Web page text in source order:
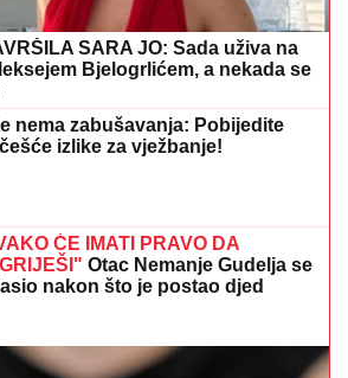
SARA JO: Sada uživa na
Bjelogrlićem, a nekada se
nema zabušavanja: Pobijedite
izlike za vježbanje!
ĆE IMATI PRAVO DA
Otac Nemanje Gudelja se
nakon što je postao djed